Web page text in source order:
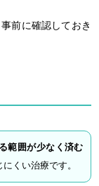
前に確認しておき
範囲が少なく済む
くい治療です。